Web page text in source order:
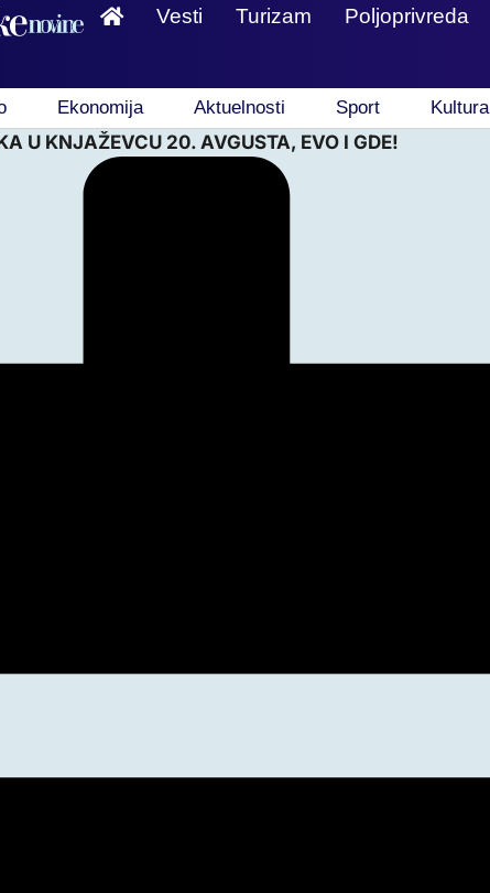
Vesti Turizam Poljoprivreda
Ekonomija Aktuelnosti Sport Kultura
U KNJAŽEVCU 20. AVGUSTA, EVO I GDE!